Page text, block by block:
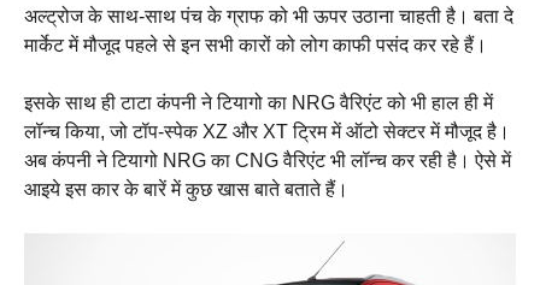
अल्ट्रोज के साथ-साथ पंच के ग्राफ को भी ऊपर उठाना चाहती है। बता दे
मार्केट में मौजूद पहले से इन सभी कारों को लोग काफी पसंद कर रहे हैं।
इसके साथ ही टाटा कंपनी ने टियागो का NRG वैरिएंट को भी हाल ही में
लॉन्च किया, जो टॉप-स्पेक XZ और XT ट्रिम में ऑटो सेक्टर में मौजूद है।
अब कंपनी ने टियागो NRG का CNG वैरिएंट भी लॉन्च कर रही है। ऐसे में
आइये इस कार के बारें में कुछ खास बाते बताते हैं।